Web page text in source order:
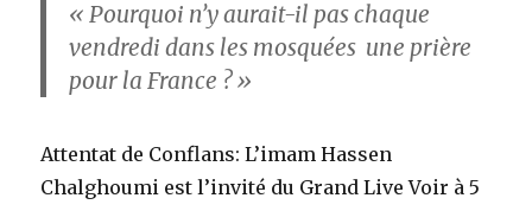
« Pourquoi n’y aurait-il pas chaque
vendredi dans les mosquées une prière
pour la France ? »
Attentat de Conflans: L’imam Hassen
Chalghoumi est l’invité du Grand Live Voir à 5